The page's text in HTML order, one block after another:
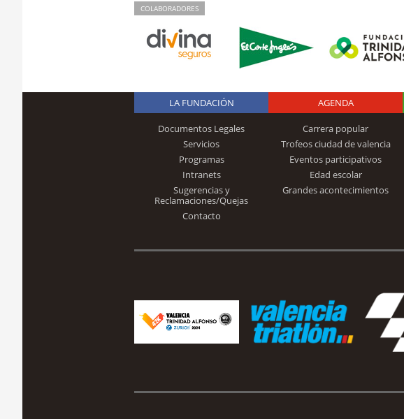
COLABORADORES
Logo Fundación
Trinidad Alfonso
LA FUNDACIÓN
Documentos Legales
Servicios
Programas
Intranets
Sugerencias y
Reclamaciones/Quejas
Contacto
AGENDA
Carrera popular
Trofeos ciudad de valencia
Eventos participativos
Edad escolar
Grandes acontecimientos